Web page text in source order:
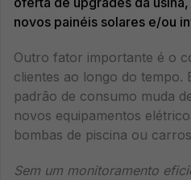
novos painéis solares e/ou
Outro fator importante é o
clientes ao longo do tempo.
padrão de consumo muda
novos equipamentos
bombas de piscina ou
Sem um monitoramento